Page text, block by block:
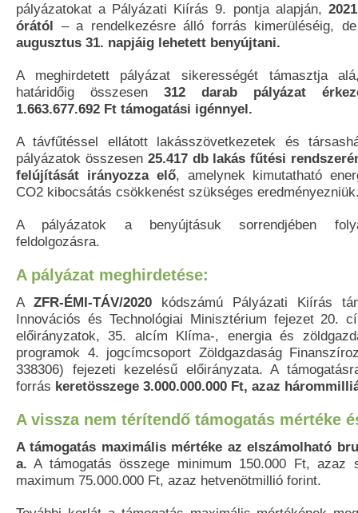
pályázatokat a Pályázati Kiírás 9. pontja alapján,
órától – a rendelkezésre álló forrás kimerüléséig,
augusztus 31. napjáig lehetett benyújtani.
A meghirdetett pályázat sikerességét támasztja
határidőig összesen 312 darab pályázat
1.663.677.692 Ft támogatási igénnyel.
A távfűtéssel ellátott lakásszövetkezetek és
pályázatok összesen 25.417 db lakás fűtési
felújítását irányozza elő, amelynek kimutatható
CO2 kibocsátás csökkenést szükséges
A pályázatok a benyújtásuk sorrendjében
feldolgozásra.
A pályázat meghirdetése:
A ZFR-ÉMI-TÁV/2020 kódszámú Pályázati Kiírás
Innovációs és Technológiai Minisztérium fejezet 20.
előirányzatok, 35. alcím Klíma-, energia és
programok 4. jogcímcsoport Zöldgazdaság
338306) fejezeti kezelésű előirányzata. A
forrás keretösszege 3.000.000.000 Ft, azaz
A vissza nem térítendő támogatás mértéke
A támogatás maximális mértéke az elszámolható
a. A támogatás összege minimum 150.000 Ft, azaz
maximum 75.000.000 Ft, azaz hetvenötmillió forint.